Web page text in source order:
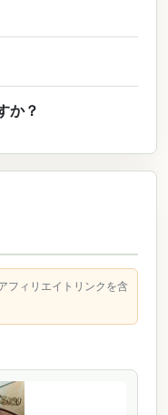
か？
フィリエイトリンクを含